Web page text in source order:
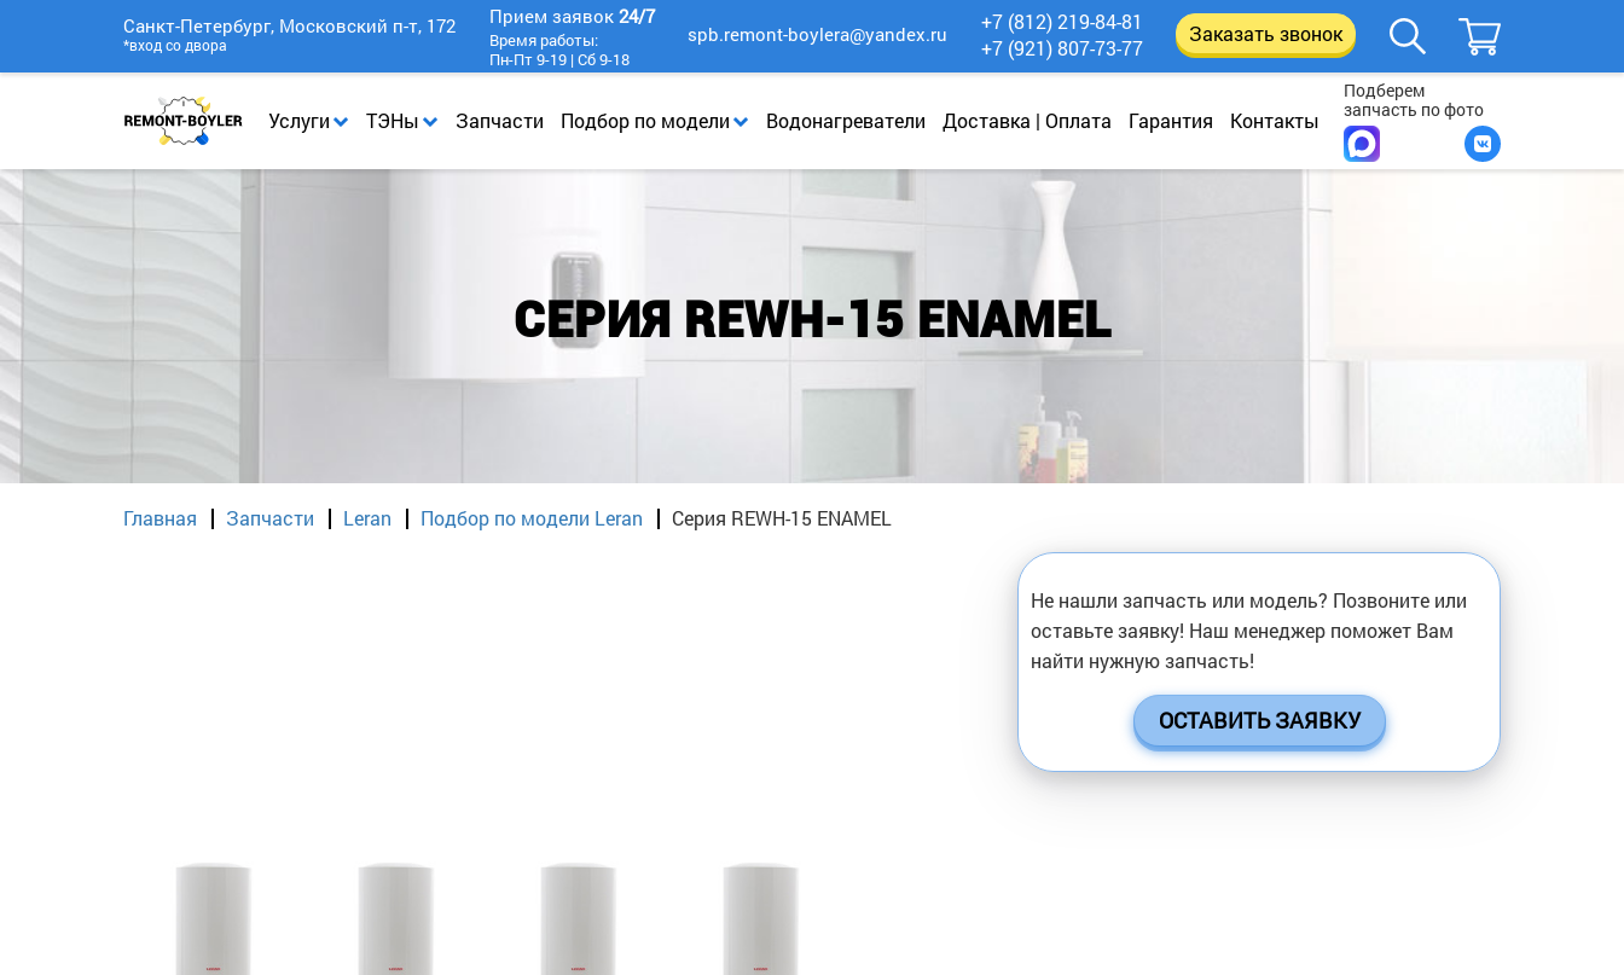
Услуги ТЭНы Запчасти Подбор по модели Водонагреватели Доставка | Оплата Гарантия Контакты
Подберем
запчасть по фото
Санкт-Петербург, Московский п-т, 172
*вход со двора
Прием заявок 24/7
Время работы:
Пн-Пт 9-19 | Сб 9-18
spb.remont-boylera@yandex.ru
+7 (812) 219-84-81
+7 (921) 807-73-77
Заказать звонок
СЕРИЯ REWH-15 ENAMEL
Главная Запчасти Leran Подбор по модели Leran Серия REWH-15 ENAMEL
Не нашли запчасть или модель? Позвоните или
оставьте заявку! Наш менеджер поможет Вам
найти нужную запчасть!
ОСТАВИТЬ ЗАЯВКУ